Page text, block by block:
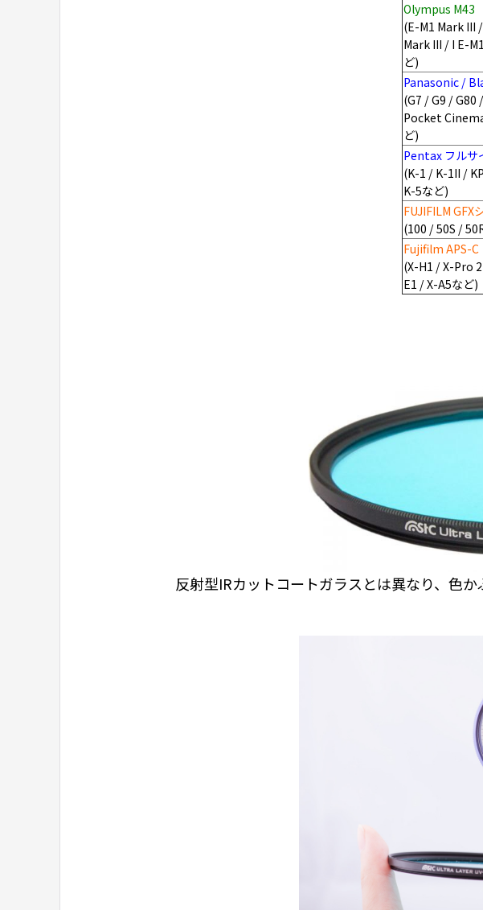
Olympus M43
(E-M1 Mark III
Mark III / I E-
ど)
Panasonic /
(G7 / G9 /
Pocket
ど)
Pentax フルサ
(K-1 / K-1II /
K-5など)
FUJIFILM GFX
(100 / 50S /
Fujifilm APS-C
(X-H1 / X-Pro
E1 / X-A5など)
反射型IRカットコートガラスとは異なり、色